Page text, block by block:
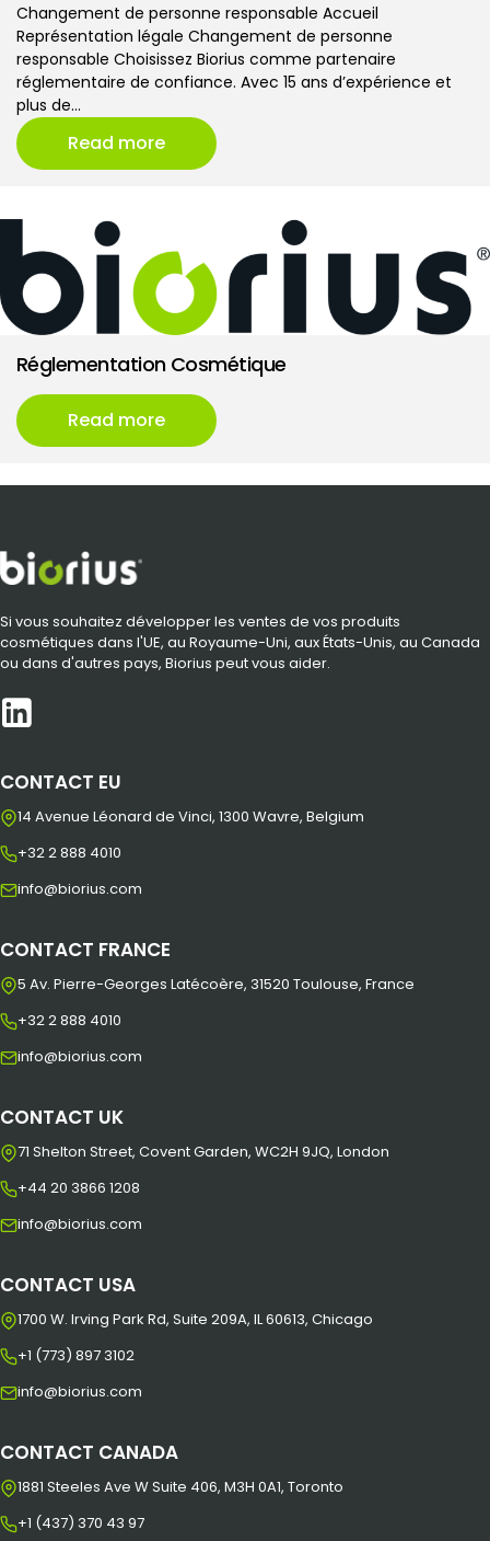
Changement de personne responsable Accueil
Représentation légale Changement de personne
responsable Choisissez Biorius comme partenaire
réglementaire de confiance. Avec 15 ans d’expérience et
plus de…
Read more
Réglementation Cosmétique
Read more
Si vous souhaitez développer les ventes de vos produits
cosmétiques dans l'UE, au Royaume-Uni, aux États-Unis, au Canada
ou dans d'autres pays, Biorius peut vous aider.
CONTACT EU
14 Avenue Léonard de Vinci, 1300 Wavre, Belgium
+32 2 888 4010
info@biorius.com
CONTACT FRANCE
5 Av. Pierre-Georges Latécoère, 31520 Toulouse, France
+32 2 888 4010
info@biorius.com
CONTACT UK
71 Shelton Street, Covent Garden, WC2H 9JQ, London
+44 20 3866 1208
info@biorius.com
CONTACT USA
1700 W. Irving Park Rd, Suite 209A, IL 60613, Chicago
+1 (773) 897 3102
info@biorius.com
CONTACT CANADA
1881 Steeles Ave W Suite 406, M3H 0A1, Toronto
+1 (437) 370 43 97